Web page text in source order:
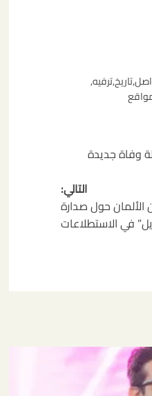
,تاريخ,ترفيه,
تُسجل 1000 حالة وفاة جديدة
التالي:
الألمان حول صدارة
في الاستطلاعات